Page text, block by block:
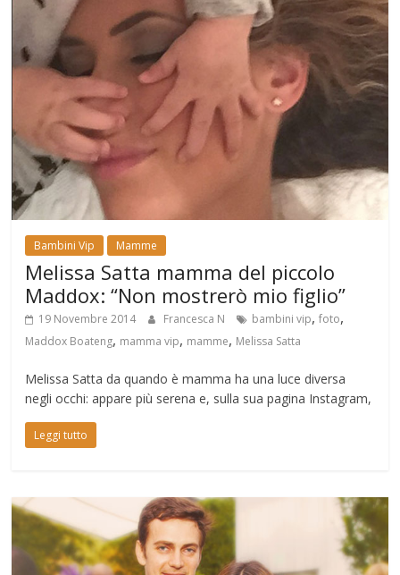
Bambini Vip Mamme
Melissa Satta mamma del piccolo
Maddox: “Non mostrerò mio figlio”
19 Novembre 2014 Francesca N bambini vip,foto,
Maddox Boateng, mamma vip, mamme, Melissa Satta
Melissa Satta da quando è mamma ha una luce diversa
negli occhi: appare più serena e, sulla sua pagina Instagram,
Leggi tutto